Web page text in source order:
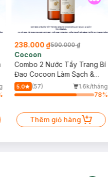
238.000 ₫590.000 ₫
Cocoon
Combo 2 Nước Tẩy Trang Bí
Đao Cocoon Làm Sạch &
Giảm Dầu 500ml
5.0 (57)
1.6k/tháng
78%
Thêm giỏ hàng